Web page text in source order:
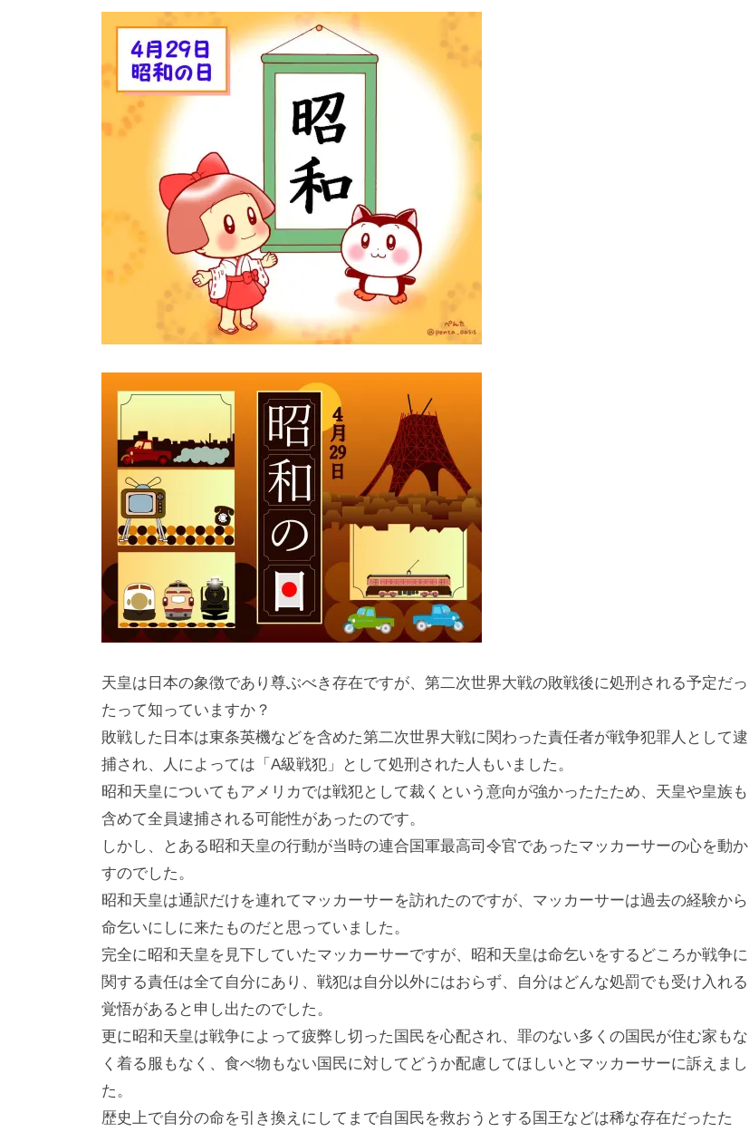
天皇は日本の象徴であり尊ぶべき存在ですが、第二次世界大戦の敗戦後に処刑される予定だっ
たって知っていますか？
敗戦した日本は東条英機などを含めた第二次世界大戦に関わった責任者が戦争犯罪人として逮
捕され、人によっては「A級戦犯」として処刑された人もいました。
昭和天皇についてもアメリカでは戦犯として裁くという意向が強かったたため、天皇や皇族も
含めて全員逮捕される可能性があったのです。
しかし、とある昭和天皇の行動が当時の連合国軍最高司令官であったマッカーサーの心を動か
すのでした。
昭和天皇は通訳だけを連れてマッカーサーを訪れたのですが、マッカーサーは過去の経験から
命乞いにしに来たものだと思っていました。
完全に昭和天皇を見下していたマッカーサーですが、昭和天皇は命乞いをするどころか戦争に
関する責任は全て自分にあり、戦犯は自分以外にはおらず、自分はどんな処罰でも受け入れる
覚悟があると申し出たのでした。
更に昭和天皇は戦争によって疲弊し切った国民を心配され、罪のない多くの国民が住む家もな
く着る服もなく、食べ物もない国民に対してどうか配慮してほしいとマッカーサーに訴えまし
た。
歴史上で自分の命を引き換えにしてまで自国民を救おうとする国王などは稀な存在だったた